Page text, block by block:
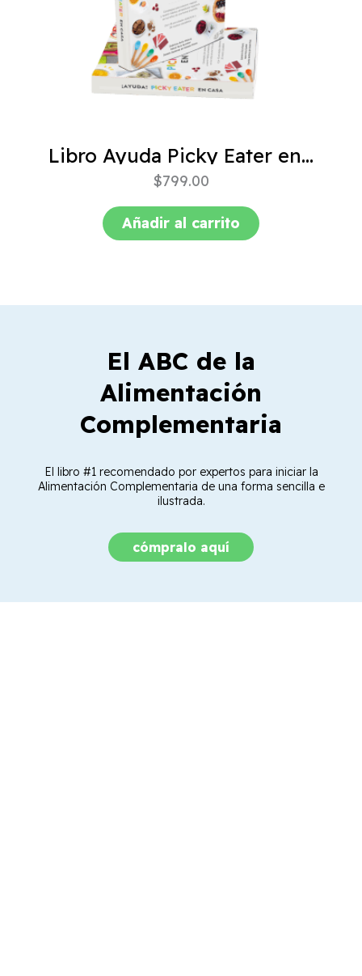
Libro Ayuda Picky Eater en casa
$799.00
Añadir al carrito
El ABC de la
Alimentación
Complementaria
El libro #1 recomendado por expertos para iniciar la
Alimentación Complementaria de una forma sencilla e
ilustrada.
cómpralo aquí